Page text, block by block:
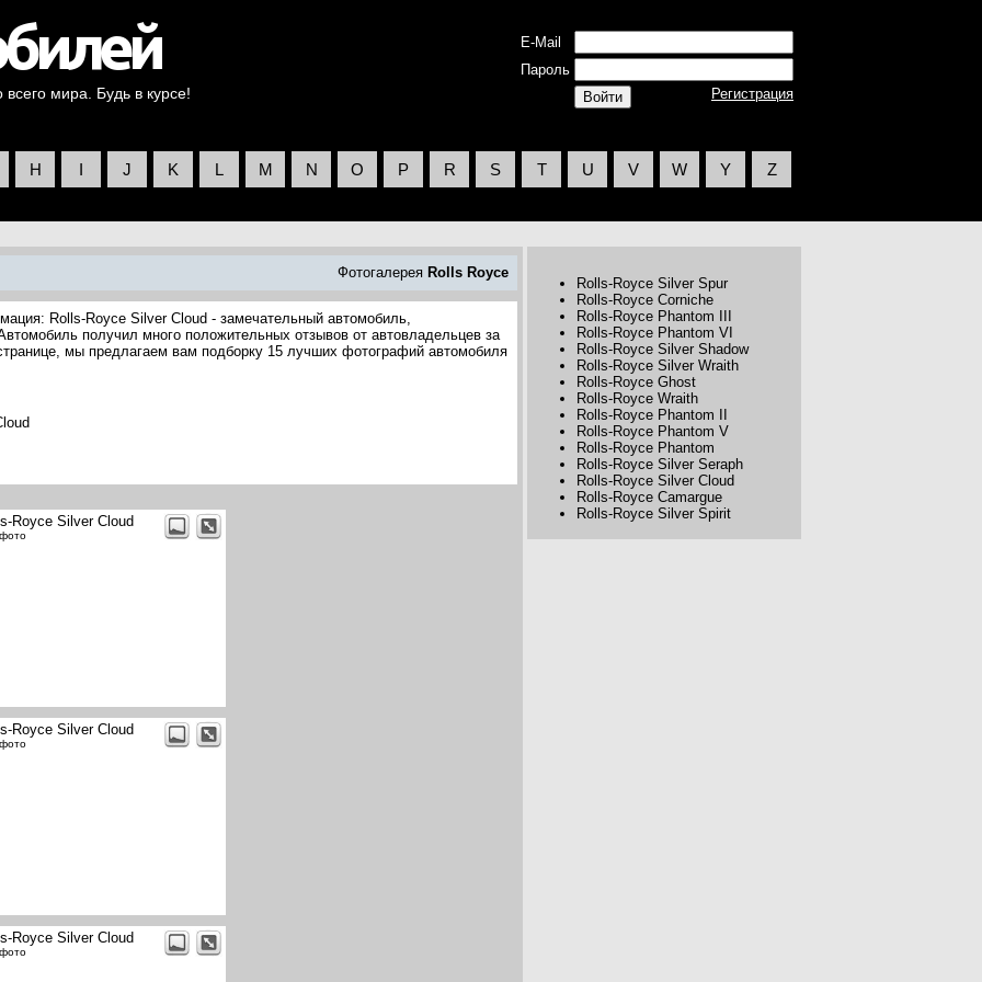
мира. Будь в курсе!
E-Mail
Пароль
Регистрация
H I J K L M N O P R S T U V W Y Z
Фотогалерея Rolls Royce
Rolls-Royce Silver Cloud - замечательный автомобиль,
получил много положительных отзывов от автовладельцев за
мы предлагаем вам подборку 15 лучших фотографий автомобиля
Royce Silver Cloud
Royce Silver Cloud
Royce Silver Cloud
Rolls-Royce Silver Spur
Rolls-Royce Corniche
Rolls-Royce Phantom III
Rolls-Royce Phantom VI
Rolls-Royce Silver Shadow
Rolls-Royce Silver Wraith
Rolls-Royce Ghost
Rolls-Royce Wraith
Rolls-Royce Phantom II
Rolls-Royce Phantom V
Rolls-Royce Phantom
Rolls-Royce Silver Seraph
Rolls-Royce Silver Cloud
Rolls-Royce Camargue
Rolls-Royce Silver Spirit